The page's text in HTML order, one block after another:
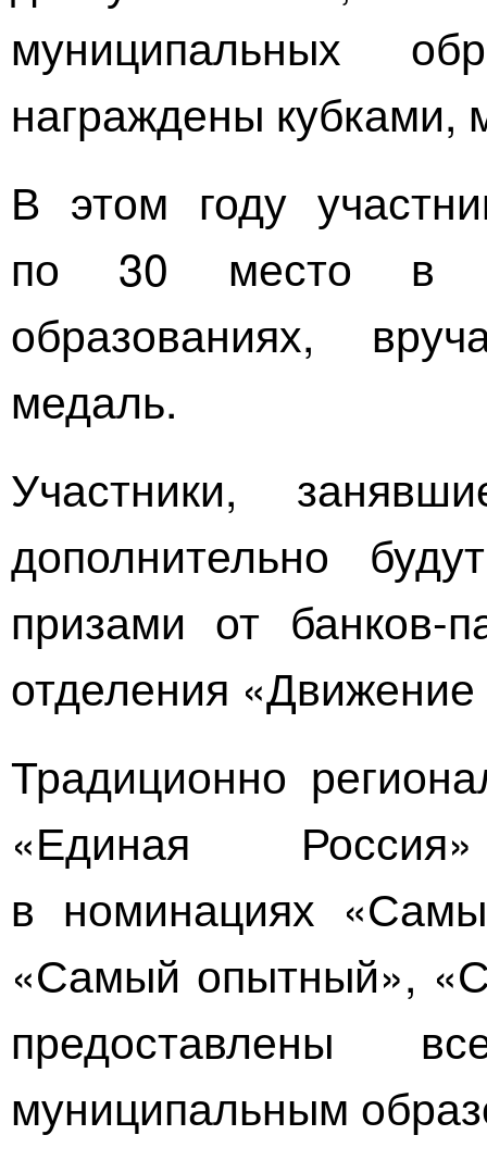
муниципальных
награждены
В этом году
по 30 место в
образованиях,
медаль.
Участники,
дополнительно
призами от банков-
отделения
Традиционно
«Единая
в номинациях
«Самый опытный»,
предоставлены
муниципальным